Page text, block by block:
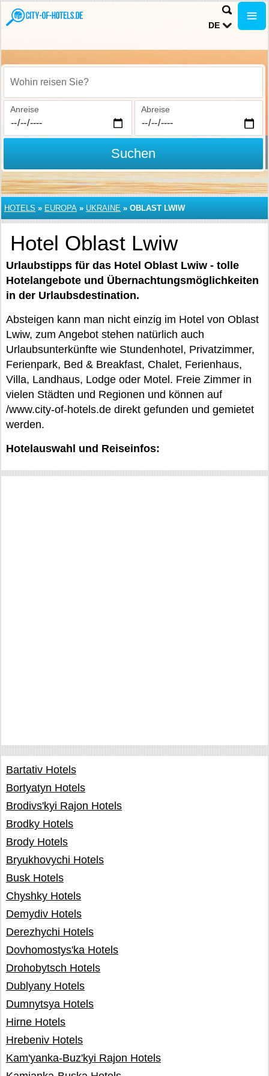
DE
Wohin reisen Sie?
Anreise Abreise
Suchen
HOTELS » EUROPA » UKRAINE » OBLAST LWIW
Hotel Oblast Lwiw
Urlaubstipps für das Hotel Oblast Lwiw - tolle
Hotelangebote und Übernachtungsmöglichkeiten
in der Urlaubsdestination.
Absteigen kann man nicht einzig im Hotel von Oblast
Lwiw, zum Angebot stehen natürlich auch
Urlaubsunterkünfte wie Stundenhotel, Privatzimmer,
Ferienpark, Bed & Breakfast, Chalet, Ferienhaus,
Villa, Landhaus, Lodge oder Motel. Freie Zimmer in
vielen Städten und Regionen und können auf
/www.city-of-hotels.de direkt gefunden und gemietet
werden.
Hotelauswahl und Reiseinfos:
Bartativ Hotels
Bortyatyn Hotels
Brodivs'kyi Rajon Hotels
Brodky Hotels
Brody Hotels
Bryukhovychi Hotels
Busk Hotels
Chyshky Hotels
Demydiv Hotels
Derezhychi Hotels
Dovhomostys'ka Hotels
Drohobytsch Hotels
Dublyany Hotels
Dumnytsya Hotels
Hirne Hotels
Hrebeniv Hotels
Kam'yanka-Buz'kyi Rajon Hotels